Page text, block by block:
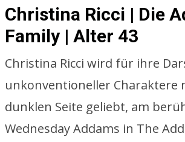
Christina Ricci | Die
Family | Alter 43
Christina Ricci wird für ihre
unkonventioneller Charaktere
dunklen Seite geliebt, am
Wednesday Addams in The